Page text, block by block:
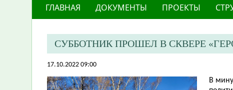
ГЛАВНАЯ ДОКУМЕНТЫ ПРОЕКТЫ
СУББОТНИК ПРОШЕЛ В СКВЕРЕ
17.10.2022 09:00
В